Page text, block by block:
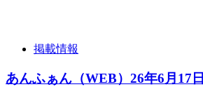
掲載情報
あんふぁん（WEB）26年6月17日